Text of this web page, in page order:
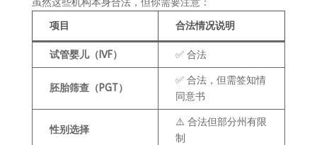
虽然这些机构本身合法，但你需要注意：
项目
合法情况说明
试管婴儿（IVF） ✅ 合法
胚胎筛查（PGT）
✅ 合法，但需签知情
同意书
性别选择
⚠️ 合法但部分州有限
制